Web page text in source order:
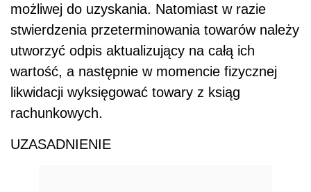
możliwej do uzyskania. Natomiast w razie
stwierdzenia przeterminowania towarów należy
utworzyć odpis aktualizujący na całą ich
wartość, a następnie w momencie fizycznej
likwidacji wyksięgować towary z ksiąg
rachunkowych.
UZASADNIENIE